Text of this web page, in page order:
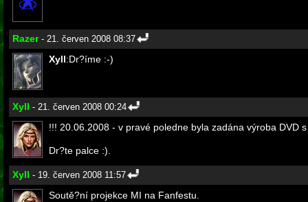
Razer- 21. červen 2008 08:37
Xyll:Dr?íme :-)
Xyll - 21. červen 2008 00:24
!!! 20.06.2008 - v pravé poledne byla zadána výroba DVD
Dr?te palce :).
Xyll - 19. červen 2008 11:57
Soutě?ní projekce MI na Fanfestu.